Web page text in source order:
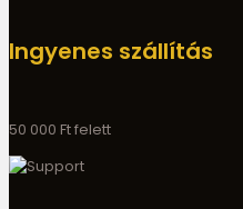
Ingyenes szállítás
50 000 Ft felett